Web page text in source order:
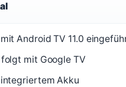
Android TV 11.0
mit Google TV
Akku